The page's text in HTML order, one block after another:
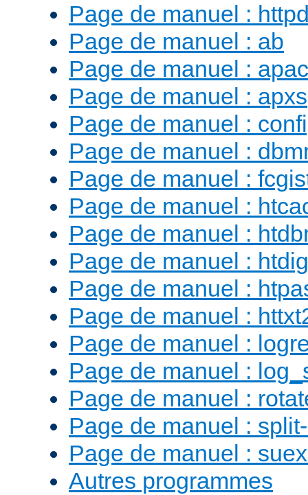
Page de manuel :
Page de manuel : ab
Page de manuel :
Page de manuel : apxs
Page de manuel :
Page de manuel :
Page de manuel :
Page de manuel :
Page de manuel :
Page de manuel :
Page de manuel :
Page de manuel :
Page de manuel :
Page de manuel :
Page de manuel :
Page de manuel :
Page de manuel :
Autres programmes